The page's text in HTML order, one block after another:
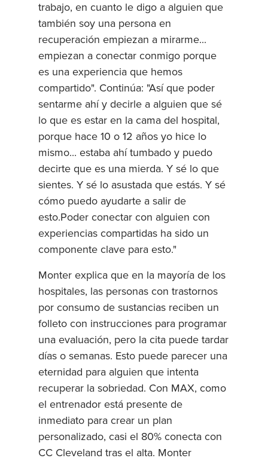
trabajo, en cuanto le digo a alguien que
también soy una persona en
recuperación empiezan a mirarme...
empiezan a conectar conmigo porque
es una experiencia que hemos
compartido". Continúa: "Así que poder
sentarme ahí y decirle a alguien que sé
lo que es estar en la cama del hospital,
porque hace 10 o 12 años yo hice lo
mismo... estaba ahí tumbado y puedo
decirte que es una mierda. Y sé lo que
sientes. Y sé lo asustada que estás. Y sé
cómo puedo ayudarte a salir de
esto.Poder conectar con alguien con
experiencias compartidas ha sido un
componente clave para esto."
Monter explica que en la mayoría de los
hospitales, las personas con trastornos
por consumo de sustancias reciben un
folleto con instrucciones para programar
una evaluación, pero la cita puede tardar
días o semanas. Esto puede parecer una
eternidad para alguien que intenta
recuperar la sobriedad. Con MAX, como
el entrenador está presente de
inmediato para crear un plan
personalizado, casi el 80% conecta con
CC Cleveland tras el alta. Monter